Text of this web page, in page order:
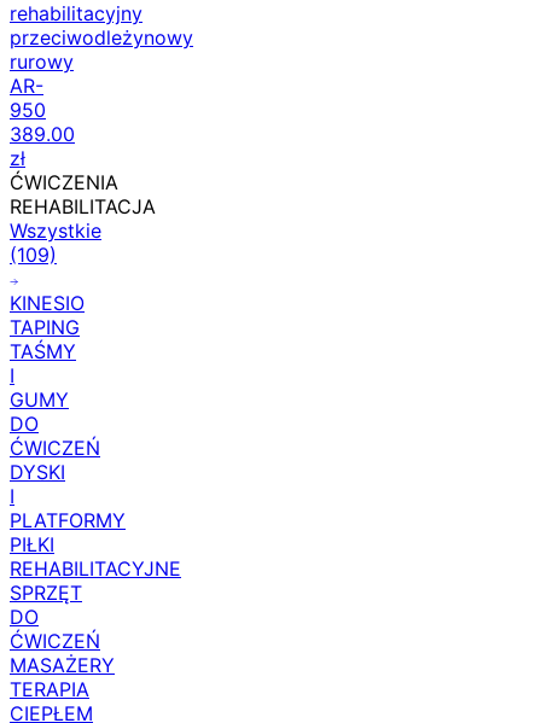
Materac
rehabilitacyjny
przeciwodleżynowy
rurowy
AR-
950
389.00
zł
ĆWICZENIA
REHABILITACJA
Wszystkie
(109)
KINESIO
TAPING
TAŚMY
I
GUMY
DO
ĆWICZEŃ
DYSKI
I
PLATFORMY
PIŁKI
REHABILITACYJNE
SPRZĘT
DO
ĆWICZEŃ
MASAŻERY
TERAPIA